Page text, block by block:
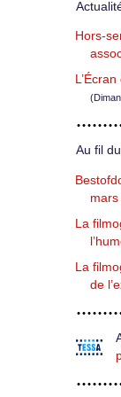
Hors-
Au fil
La
La
de